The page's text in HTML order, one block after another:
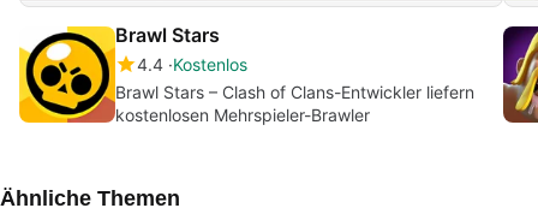
Brawl Stars
4.4 Kostenlos
Brawl Stars – Clash of Clans-Entwickler liefern
kostenlosen Mehrspieler-Brawler
Ähnliche Themen